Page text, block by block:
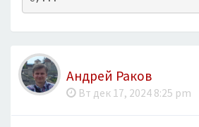
Андрей Раков
Вт дек 17, 2024 8:25 pm